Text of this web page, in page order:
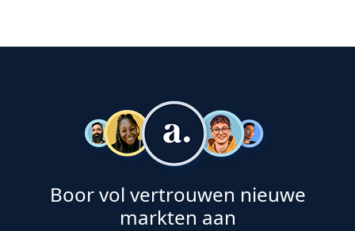
Boor vol vertrouwen nieuwe
markten aan